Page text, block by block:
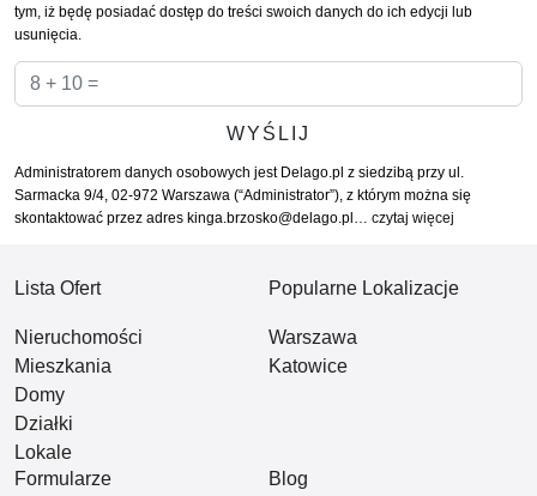
tym, iż będę posiadać dostęp do treści swoich danych do ich edycji lub
usunięcia.
Administratorem danych osobowych jest Delago.pl z siedzibą przy ul.
Sarmacka 9/4, 02-972 Warszawa (“Administrator”), z którym można się
skontaktować przez adres kinga.brzosko@delago.pl… czytaj więcej
Lista Ofert
Nieruchomości
Mieszkania
Domy
Działki
Lokale
Popularne Lokalizacje
Warszawa
Katowice
Formularze Blog